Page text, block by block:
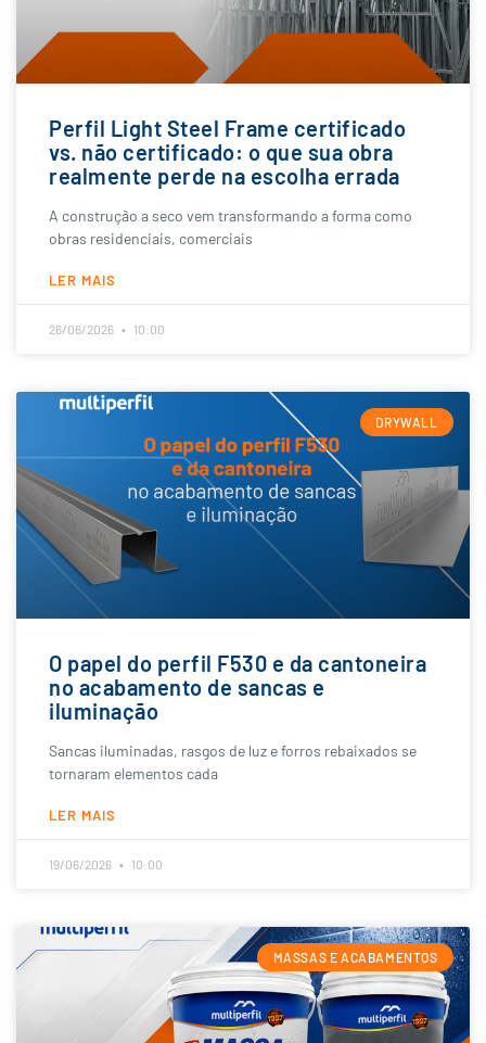
Perfil Light Steel Frame certificado
vs. não certificado: o que sua obra
realmente perde na escolha errada
A construção a seco vem transformando a forma como
obras residenciais, comerciais
LER MAIS
26/06/2026 10:00
DRYWALL
O papel do perfil F530 e da cantoneira
no acabamento de sancas e
iluminação
Sancas iluminadas, rasgos de luz e forros rebaixados se
tornaram elementos cada
LER MAIS
19/06/2026 10:00
MASSAS E ACABAMENTOS